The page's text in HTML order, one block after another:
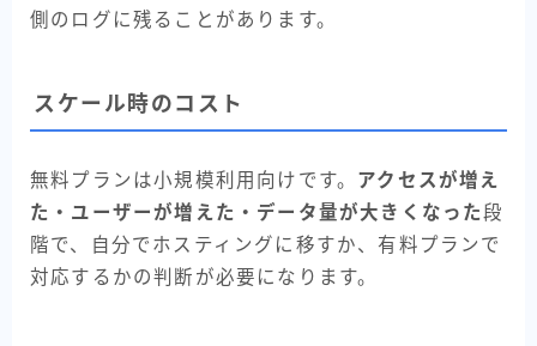
側のログに残ることがあります。
スケール時のコスト
無料プランは小規模利用向けです。 アクセスが増え
た・ユーザーが増えた・データ量が大きくなった段
階で、自分でホスティングに移すか、有料プランで
対応するかの判断が必要になります。